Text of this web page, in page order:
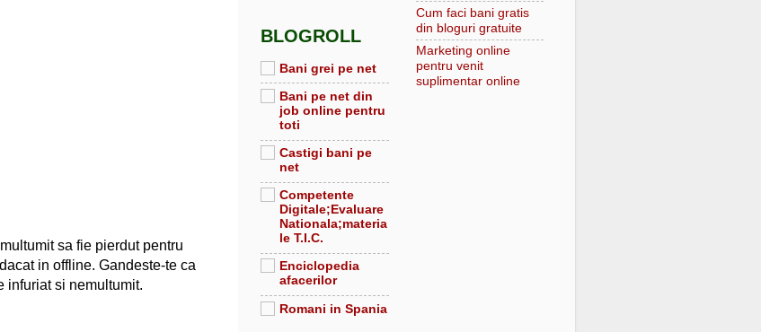
sa fie pierdut pentru
in offline. Gandeste-te ca
infuriat si nemultumit.
BLOGROLL
Bani grei pe net
Bani pe net din
job online pentru
toti
Castigi bani pe
net
Competente
Digitale;Evaluare
Nationala;materia
le T.I.C.
Enciclopedia
afacerilor
Romani in Spania
Cum faci bani gratis
din bloguri gratuite
Marketing online
pentru venit
suplimentar online